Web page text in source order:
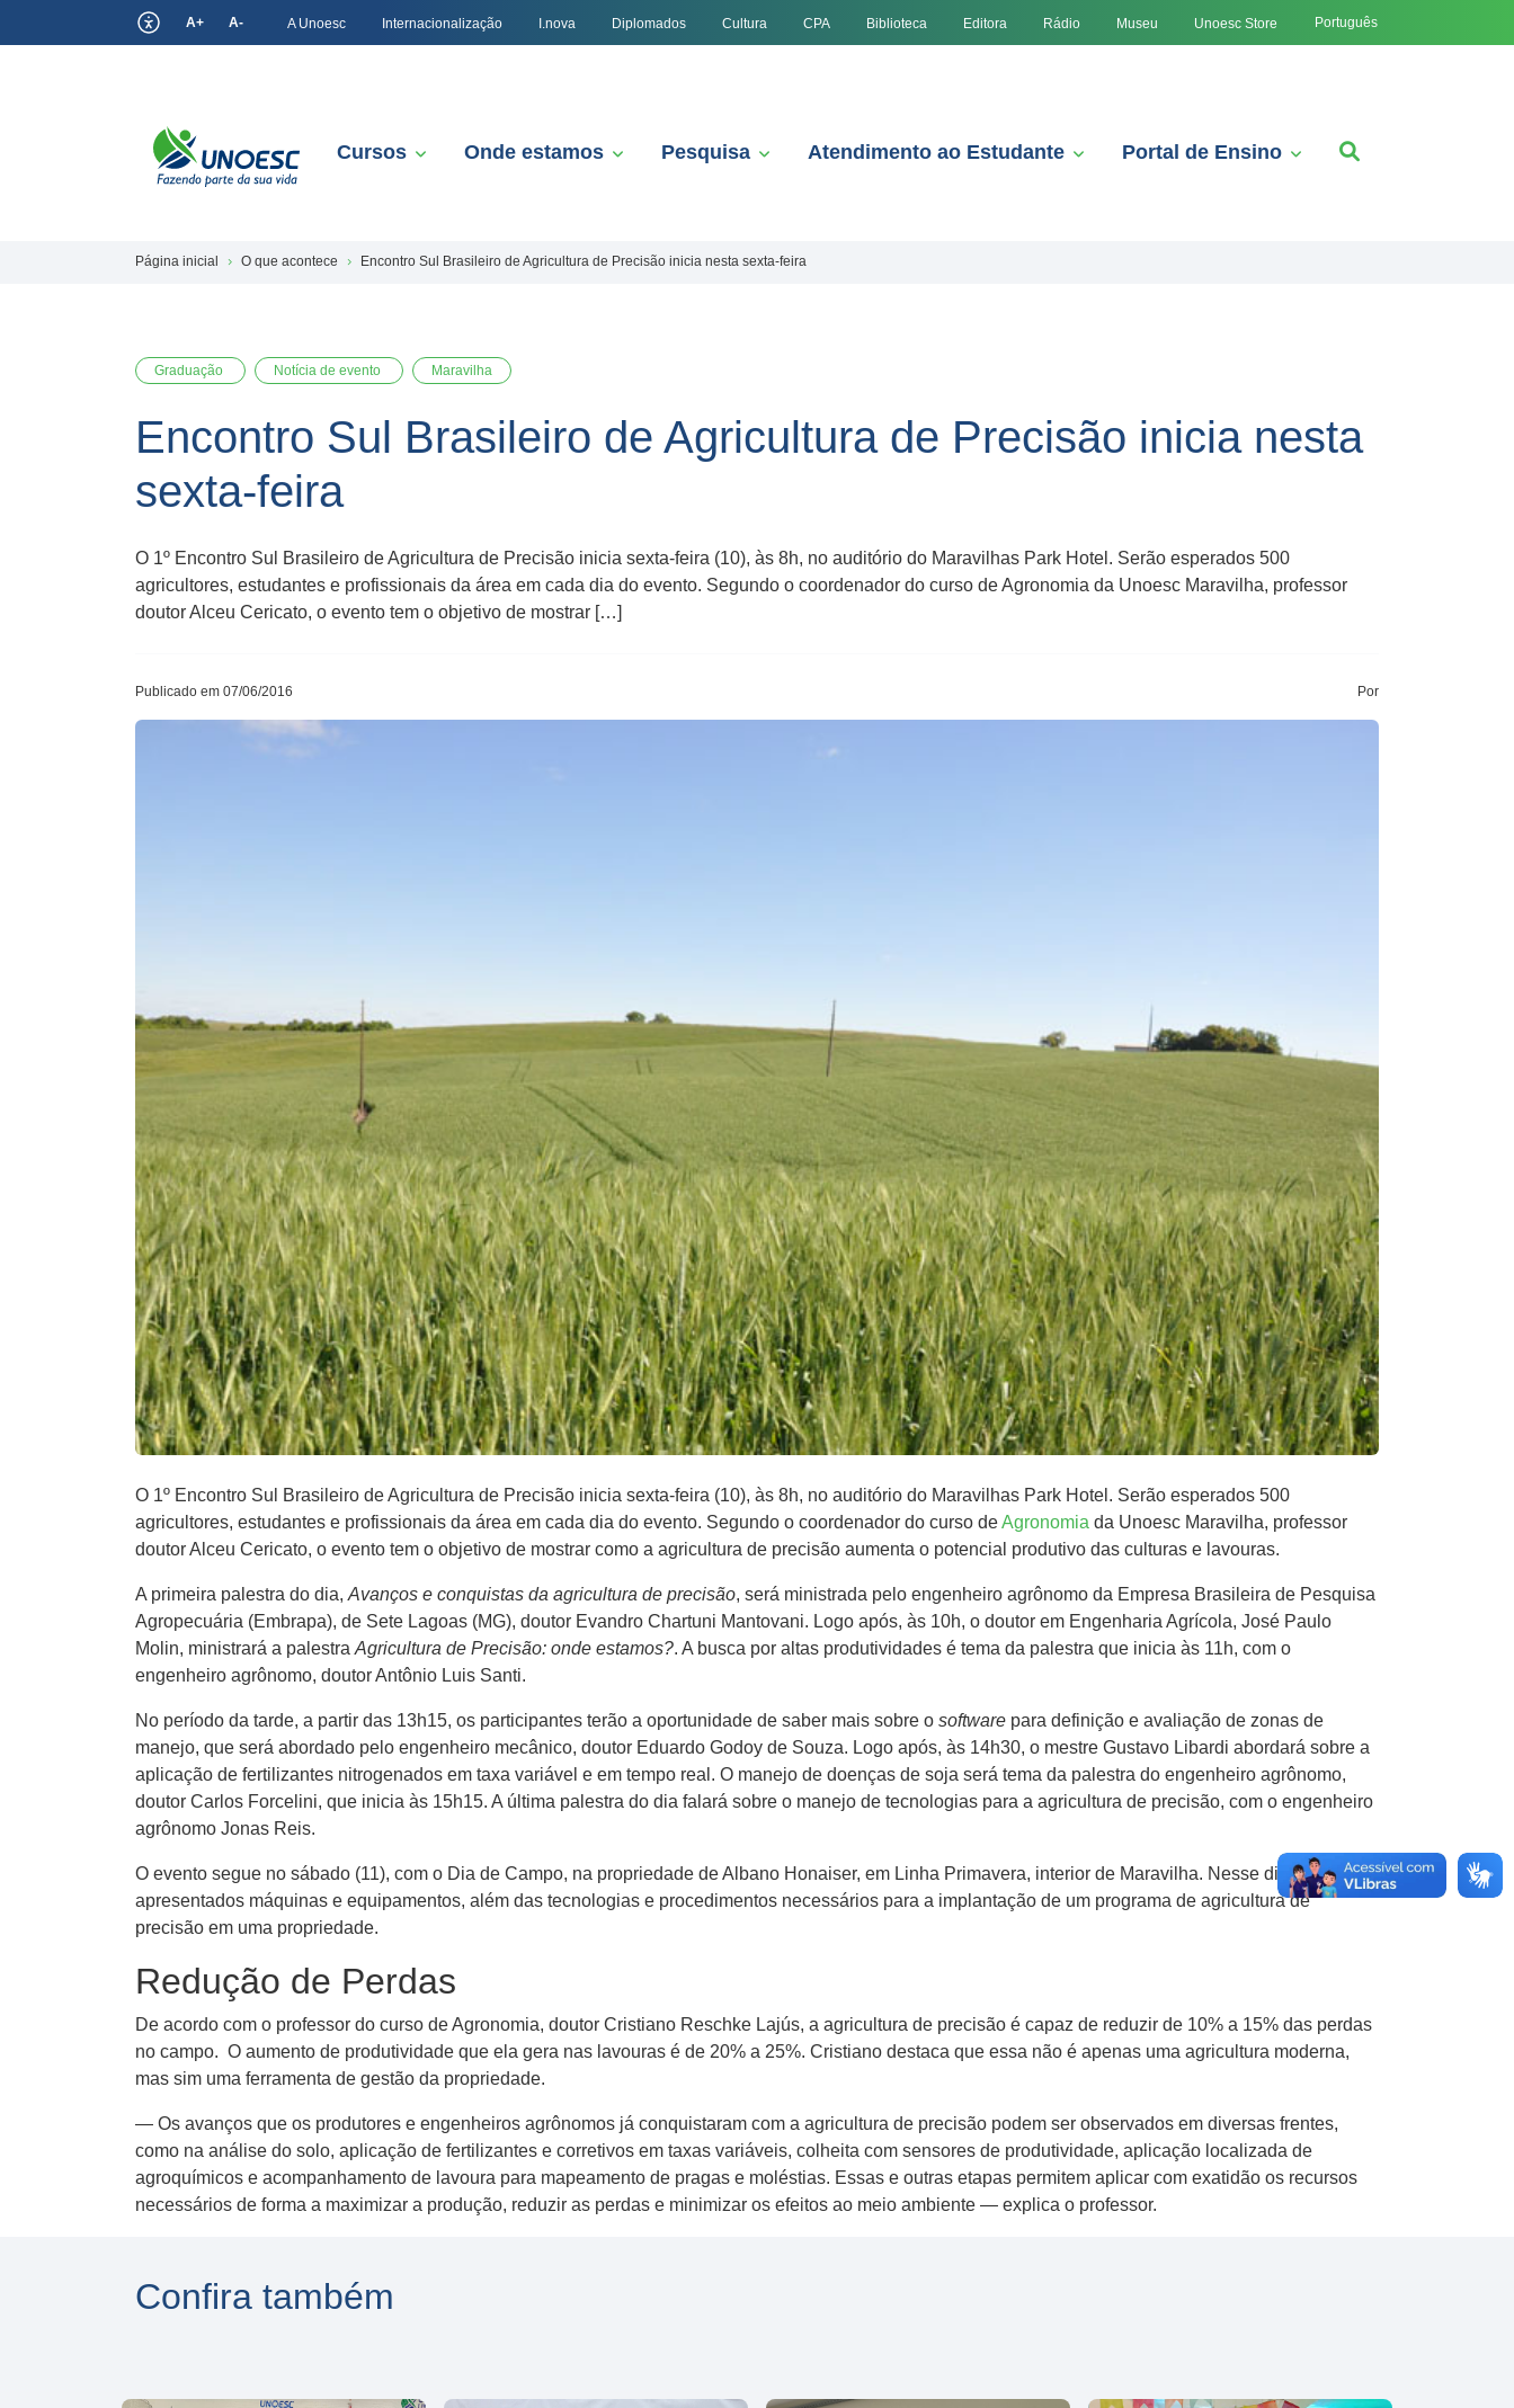
A+ A- A Unoesc Internacionalização I.nova Diplomados Cultura CPA Biblioteca Editora Rádio Museu Unoesc Store Português
Cursos Onde estamos Pesquisa Atendimento ao Estudante Portal de Ensino
Página inicial O que acontece Encontro Sul Brasileiro de Agricultura de Precisão inicia nesta sexta-feira
Graduação Notícia de evento Maravilha
Encontro Sul Brasileiro de Agricultura de Precisão inicia nesta
sexta-feira
O 1º Encontro Sul Brasileiro de Agricultura de Precisão inicia sexta-feira (10), às 8h, no auditório do Maravilhas Park Hotel. Serão esperados 500
agricultores, estudantes e profissionais da área em cada dia do evento. Segundo o coordenador do curso de Agronomia da Unoesc Maravilha, professor
doutor Alceu Cericato, o evento tem o objetivo de mostrar […]
Publicado em 07/06/2016 Por
O 1º Encontro Sul Brasileiro de Agricultura de Precisão inicia sexta-feira (10), às 8h, no auditório do Maravilhas Park Hotel. Serão esperados 500
agricultores, estudantes e profissionais da área em cada dia do evento. Segundo o coordenador do curso deAgronomia da Unoesc Maravilha, professor
doutor Alceu Cericato, o evento tem o objetivo de mostrar como a agricultura de precisão aumenta o potencial produtivo das culturas e lavouras.
A primeira palestra do dia, Avanços e conquistas da agricultura de precisão, será ministrada pelo engenheiro agrônomo da Empresa Brasileira de Pesquisa
Agropecuária (Embrapa), de Sete Lagoas (MG), doutor Evandro Chartuni Mantovani. Logo após, às 10h, o doutor em Engenharia Agrícola, José Paulo
Molin, ministrará a palestra Agricultura de Precisão: onde estamos?. A busca por altas produtividades é tema da palestra que inicia às 11h, com o
engenheiro agrônomo, doutor Antônio Luis Santi.
No período da tarde, a partir das 13h15, os participantes terão a oportunidade de saber mais sobre o software para definição e avaliação de zonas de
manejo, que será abordado pelo engenheiro mecânico, doutor Eduardo Godoy de Souza. Logo após, às 14h30, o mestre Gustavo Libardi abordará sobre a
aplicação de fertilizantes nitrogenados em taxa variável e em tempo real. O manejo de doenças de soja será tema da palestra do engenheiro agrônomo,
doutor Carlos Forcelini, que inicia às 15h15. A última palestra do dia falará sobre o manejo de tecnologias para a agricultura de precisão, com o engenheiro
agrônomo Jonas Reis.
O evento segue no sábado (11), com o Dia de Campo, na propriedade de Albano Honaiser, em Linha Primavera, interior de Maravilha. Nesse dia, serão
apresentados máquinas e equipamentos, além das tecnologias e procedimentos necessários para a implantação de um programa de agricultura de
precisão em uma propriedade.
Redução de Perdas
De acordo com o professor do curso de Agronomia, doutor Cristiano Reschke Lajús, a agricultura de precisão é capaz de reduzir de 10% a 15% das perdas
no campo. O aumento de produtividade que ela gera nas lavouras é de 20% a 25%. Cristiano destaca que essa não é apenas uma agricultura moderna,
mas sim uma ferramenta de gestão da propriedade.
— Os avanços que os produtores e engenheiros agrônomos já conquistaram com a agricultura de precisão podem ser observados em diversas frentes,
como na análise do solo, aplicação de fertilizantes e corretivos em taxas variáveis, colheita com sensores de produtividade, aplicação localizada de
agroquímicos e acompanhamento de lavoura para mapeamento de pragas e moléstias. Essas e outras etapas permitem aplicar com exatidão os recursos
necessários de forma a maximizar a produção, reduzir as perdas e minimizar os efeitos ao meio ambiente — explica o professor.
Confira também